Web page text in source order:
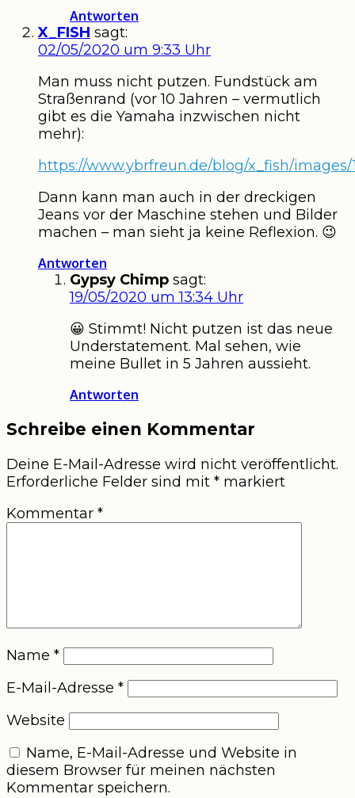
Antworten
X_FISH sagt:
02/05/2020 um 9:33 Uhr
Man muss nicht putzen. Fundstück am
Straßenrand (vor 10 Jahren – vermutlich
gibt es die Yamaha inzwischen nicht
mehr):
https://www.ybrfreun.de/blog/x_fish/images/
Dann kann man auch in der dreckigen
Jeans vor der Maschine stehen und Bilder
machen – man sieht ja keine Reflexion. 😉
Antworten
Gypsy Chimp sagt:
19/05/2020 um 13:34 Uhr
😀 Stimmt! Nicht putzen ist das neue
Understatement. Mal sehen, wie
meine Bullet in 5 Jahren aussieht.
Antworten
Schreibe einen Kommentar
Deine E-Mail-Adresse wird nicht veröffentlicht.
Erforderliche Felder sind mit * markiert
Kommentar *
Name *
E-Mail-Adresse *
Website
Name, E-Mail-Adresse und Website in
diesem Browser für meinen nächsten
Kommentar speichern.